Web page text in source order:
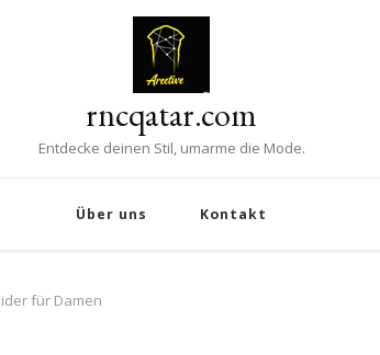
rncqatar.com
Entdecke deinen Stil, umarme die Mode.
Über uns Kontakt
für Damen